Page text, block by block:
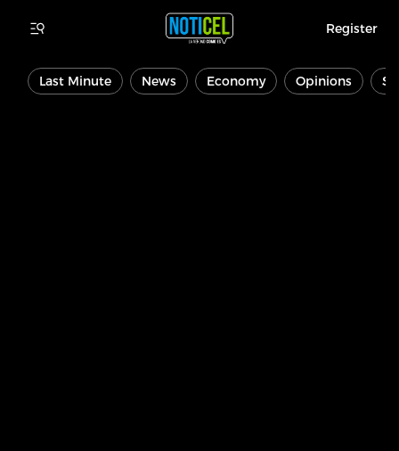
Register
Last Minute News Economy Opinions